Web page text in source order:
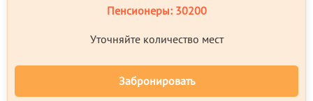
Пенсионеры:30200
Уточняйте количество мест
Забронировать